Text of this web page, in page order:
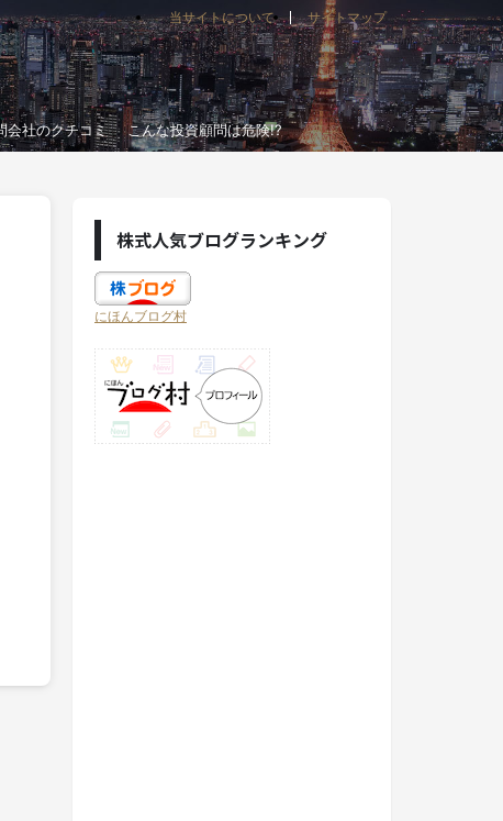
当サイトについて サイトマップ
会社のクチコミ こんな投資顧問は危険!?
株式人気ブログランキング
にほんブログ村